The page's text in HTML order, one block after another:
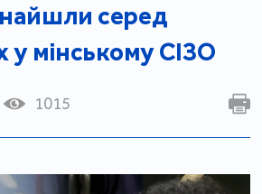
серед
у мінському СІЗО
1015